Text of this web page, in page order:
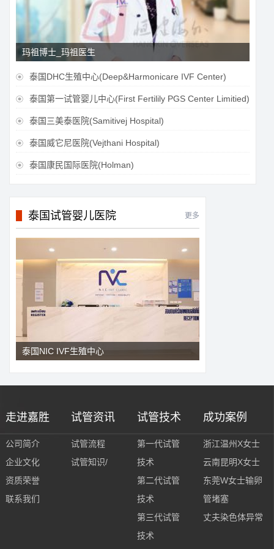
玛祖博士_玛祖医生
 泰国DHC生殖中心(Deep&Harmonicare IVF Center)
 泰国第一试管婴儿中心(First Fertilily PGS Center Limitied)
 泰国三美泰医院(Samitivej Hospital)
 泰国威它尼医院(Vejthani Hospital)
 泰国康民国际医院(Holman)
泰国试管婴儿医院 更多
泰国NIC IVF生殖中心
走进嘉胜
公司简介
企业文化
资质荣誉
联系我们
试管资讯
试管流程
试管知识/
试管技术
第一代试管
技术
第二代试管
技术
第三代试管
技术
成功案例
浙江温州X女士
云南昆明X女士
东莞W女士输卵
管堵塞
丈夫染色体异常